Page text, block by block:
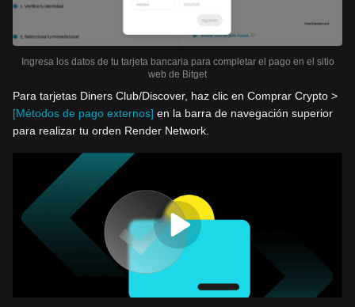
Ingresa los datos de tu tarjeta bancaria para completar el pago en el sitio
web de Bitget
Para tarjetas Diners Club/Discover, haz clic en Comprar Crypto >
[Métodos de pago externos] en la barra de navegación superior
para realizar tu orden Render Network.